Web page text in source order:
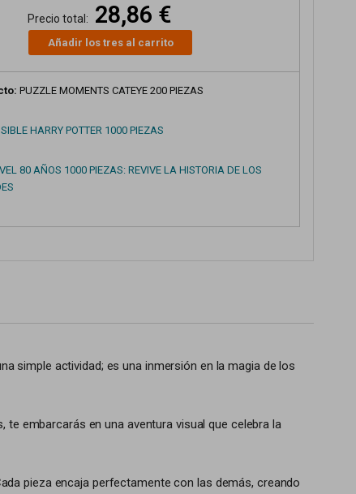
Precio total: 28,86 €
Añadir los tres al carrito
PUZZLE MOMENTS CATEYE 200 PIEZAS
HARRY POTTER 1000 PIEZAS
80 AÑOS 1000 PIEZAS: REVIVE LA HISTORIA DE LOS
simple actividad; es una inmersión en la magia de los
embarcarás en una aventura visual que celebra la
pieza encaja perfectamente con las demás, creando